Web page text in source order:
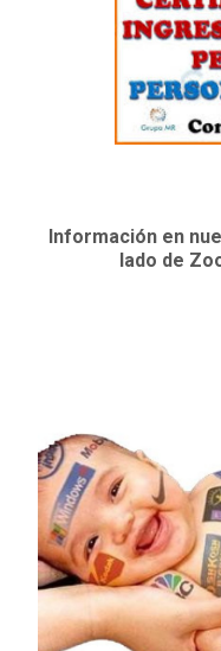
Información en
lado de